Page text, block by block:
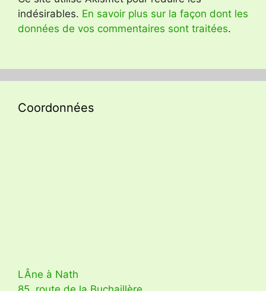
indésirables. En savoir plus sur la façon dont les
données de vos commentaires sont traitées.
Coordonnées
LÂne à Nath